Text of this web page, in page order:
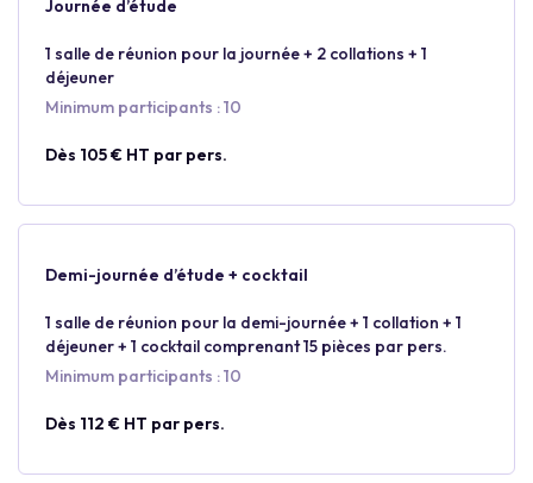
Journée d’étude
1 salle de réunion pour la journée + 2 collations + 1
déjeuner
Minimum participants : 10
Dès 105 € HT par pers.
Demi-journée d’étude + cocktail
1 salle de réunion pour la demi-journée + 1 collation + 1
déjeuner + 1 cocktail comprenant 15 pièces par pers.
Minimum participants : 10
Dès 112 € HT par pers.